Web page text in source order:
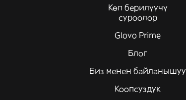
Көп берилүүчү
суроолор
Glovo Prime
Блог
Биз менен байланышуу
Коопсуздук